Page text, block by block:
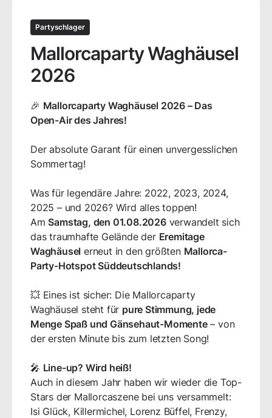
Partyschlager
Mallorcaparty Waghäusel
2026
🎉 Mallorcaparty Waghäusel 2026 – Das
Open-Air des Jahres!
Der absolute Garant für einen unvergesslichen
Sommertag!
Was für legendäre Jahre: 2022, 2023, 2024,
2025 – und 2026? Wird alles toppen!
Am Samstag, den 01.08.2026verwandelt sich
das traumhafte Gelände der Eremitage
Waghäusel erneut in den größten Mallorca-
Party-Hotspot Süddeutschlands!
💥 Eines ist sicher: Die Mallorcaparty
Waghäusel steht für pure Stimmung, jede
Menge Spaß und Gänsehaut-Momente– von
der ersten Minute bis zum letzten Song!
🎤 Line-up? Wird heiß!
Auch in diesem Jahr haben wir wieder die Top-
Stars der Mallorcaszene bei uns versammelt:
Isi Glück, Killermichel, Lorenz Büffel, Frenzy,